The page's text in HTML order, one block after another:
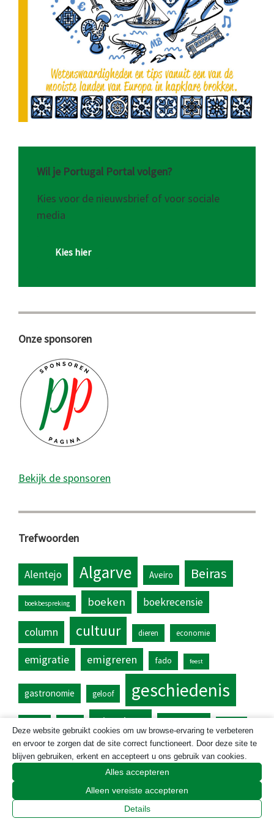
Wil je Portugal Portal volgen?
Kies voor de nieuwsbrief of voor sociale
media
Kies hier
Onze sponsoren
Bekijk de sponsoren
Trefwoorden
Alentejo Algarve Aveiro Beiras
boekbespreking boeken boekrecensie
column cultuur dieren economie
emigratie emigreren fado feest
gastronomie geloof geschiedenis
Lissabon
muziek
Portugal
taal
Deze website gebruikt cookies om uw browse-ervaring te verbeteren
en ervoor te zorgen dat de site correct functioneert. Door deze site te
blijven gebruiken, erkent en accepteert u ons gebruik van cookies.
Alles accepteren
Alleen vereiste accepteren
Details